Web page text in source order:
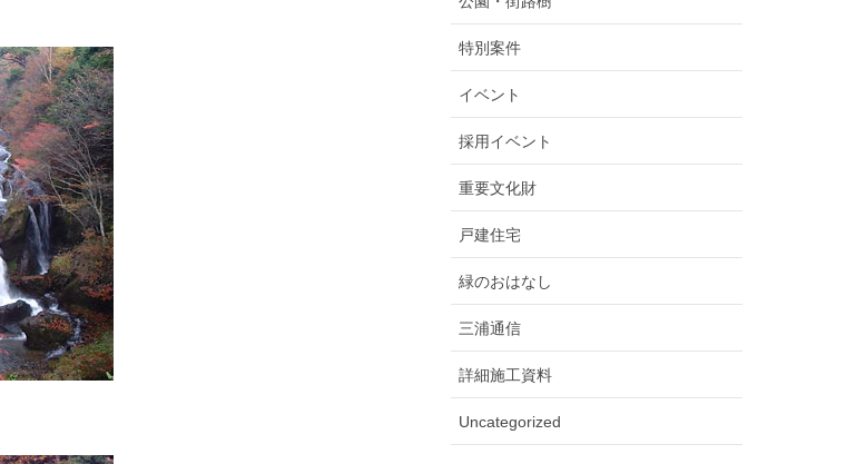
特別案件
イベント
採用イベント
重要文化財
戸建住宅
緑のおはなし
三浦通信
詳細施工資料
Uncategorized